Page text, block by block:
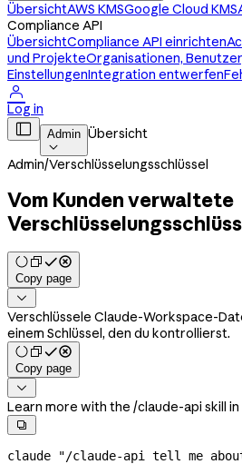
ÜbersichtAWS KMSGoogle Cloud KMS
Compliance API
ÜbersichtCompliance API einrichten
und ProjekteOrganisationen,
EinstellungenIntegration entwerfen

Log in
 Admin

Übersicht
Admin/Verschlüsselungsschlüssel
Vom Kunden verwaltete
Copy page

Verschlüssele Claude-Workspace-
einem Schlüssel, den du kontrollierst.
Copy page

Learn more with the /claude-api skill

claude "/claude-api tell me about